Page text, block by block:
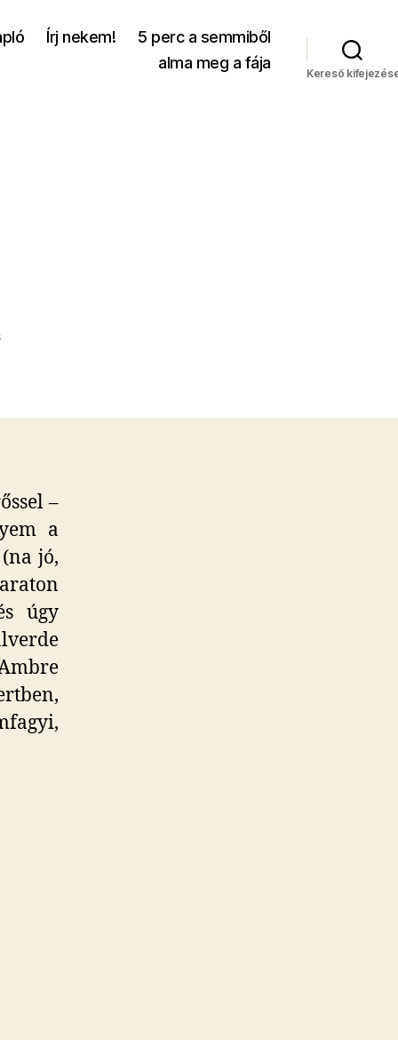
Írj nekem!
5 perc a semmiből
alma meg a fája
Kereső
a(z)
–
a
jó,
úgy